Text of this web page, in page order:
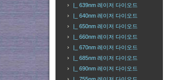
|_ 639nm 레이저 다이오드
|_ 640nm 레이저 다이오드
|_ 650nm 레이저 다이오드
|_ 660nm 레이저 다이오드
|_ 670nm 레이저 다이오드
|_ 685nm 레이저 다이오드
|_ 690nm 레이저 다이오드